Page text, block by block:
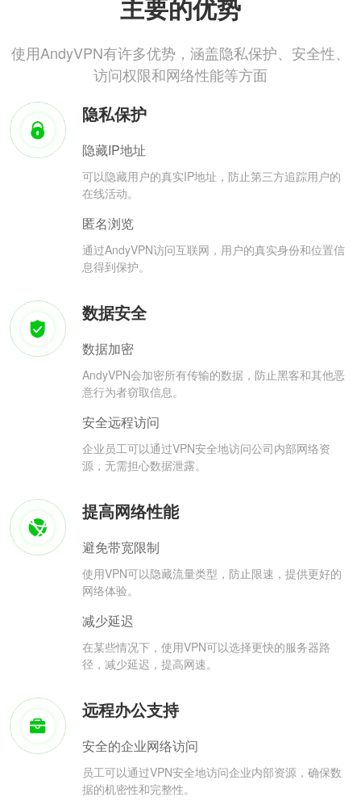
主要的优势
使用AndyVPN有许多优势，涵盖隐私保护、安全性、
访问权限和网络性能等方面
隐私保护
隐藏IP地址
可以隐藏用户的真实IP地址，防止第三方追踪用户的
在线活动。
匿名浏览
通过AndyVPN访问互联网，用户的真实身份和位置信
息得到保护。
数据安全
数据加密
AndyVPN会加密所有传输的数据，防止黑客和其他恶
意行为者窃取信息。
安全远程访问
企业员工可以通过VPN安全地访问公司内部网络资
源，无需担心数据泄露。
提高网络性能
避免带宽限制
使用VPN可以隐藏流量类型，防止限速，提供更好的
网络体验。
减少延迟
在某些情况下，使用VPN可以选择更快的服务器路
径，减少延迟，提高网速。
远程办公支持
安全的企业网络访问
员工可以通过VPN安全地访问企业内部资源，确保数
据的机密性和完整性。